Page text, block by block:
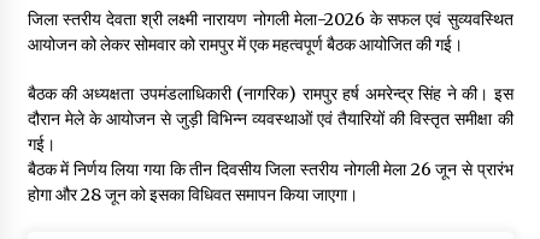
वन विभाग एवं रेड क्रॉस सोसायटी के संयुक्त तत्वावधान में शूराला में वृक्षारोपण
05/08/2026
हिमाचल में प्रतिशोध की राजनीति के खिलाफ भाजपा ने शिमला CM आवास
ओकओवर घेराव में किया शक्ति प्रदर्शन
05/08/2026
जिला स्तरीय देवता श्री लक्ष्मी नारायण नोगली मेला-2026 के सफल एवं सुव्यवस्थित
आयोजन को लेकर सोमवार को रामपुर में एक महत्वपूर्ण बैठक आयोजित की गई।
बैठक की अध्यक्षता उपमंडलाधिकारी (नागरिक) रामपुर हर्ष अमरेन्द्र सिंह ने की। इस
दौरान मेले के आयोजन से जुड़ी विभिन्न व्यवस्थाओं एवं तैयारियों की विस्तृत समीक्षा की
गई।
बैठक में निर्णय लिया गया कि तीन दिवसीय जिला स्तरीय नोगली मेला 26 जून से प्रारंभ
होगा और 28 जून को इसका विधिवत समापन किया जाएगा।